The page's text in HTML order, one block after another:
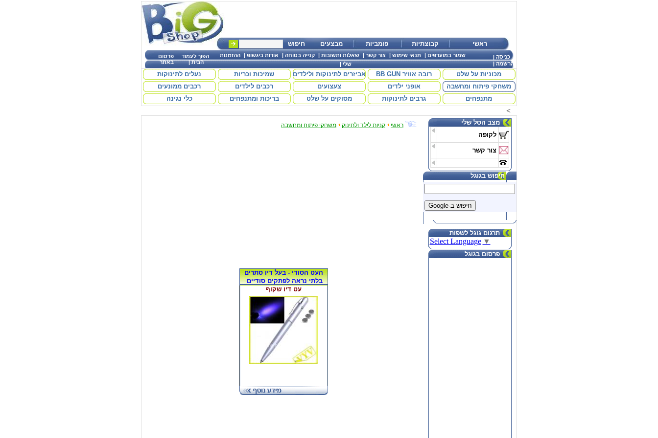
חיפוש מבצעים פומביות קבוצתיות ראשי
פרסום
באתר
הפוך לעמוד
הבית|
שמור במועדפים | תנאי שימוש | צור קשר | שאלות ותשובות | קנייה בטוחה | אודות ביגשופ |
ההזמנות
שלי|
כניסה |
הרשמה|
מכוניות על שלט רובה אוויר BB GUN אביזרים לתינוקות ולילדים שמיכות וכריות
נעלים לתינוקות
משחקי פיתוח ומחשבה
אופני ילדים צעצועים רכבים לילדים
רכבים ממונעים
מתנפחים
גרבים לתינוקות מסוקים על שלט בריכות ומתנפחים כלי נגינה
<
ראשי קניות לילד ולתינוק משחקי פיתוח ומחשבה
העט הסודי - בעל דיו סתרים
בלתי נראה לפתקים סודיים
עט דיו שקוף
מצב הסל שלי
לקופה
צור קשר
חיפוש בגוגל
תרגום גוגל לשפות
Select Language ▼
פרסום בגוגל